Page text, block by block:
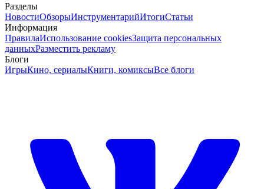
Разделы
НовостиОбзорыИнструментарийИтогиСтатьи
Информация
ПравилаИспользование cookiesЗащита персональных
данныхРазместить рекламу
Блоги
ИгрыКино, сериалыКниги, комиксыВсе блоги